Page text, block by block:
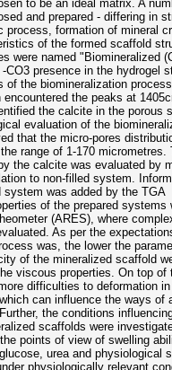
to be an ideal matrix. A
and prepared - differing in
process, formation of mineral
of the formed scaffold
were named "Biomineralized
presence in the hydrogel
the biomineralization
the peaks at
the calcite in the porous
evaluation of the
that the micro-pores
range of 1-170 micrometres.
the calcite was evaluated by
to non-filled system.
was added by the TGA
of the prepared systems
(ARES), where
As per the
was, the lower the
of the mineralized scaffold
viscous properties. On top of
difficulties to deformation
can influence the ways of
the conditions
scaffolds were
points of view of swelling
urea and physiological
physiologically relevant